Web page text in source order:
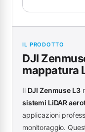
IL PRODOTTO
DJI
mappatura
Il DJI Zenmuse L3
sistemi LiDAR
applicazioni
monitoraggio.